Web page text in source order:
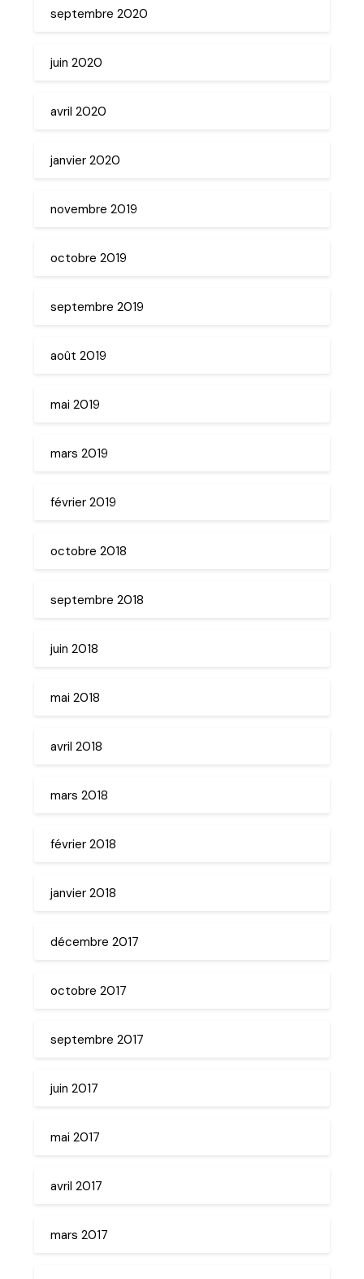
septembre 2020
juin 2020
avril 2020
janvier 2020
novembre 2019
octobre 2019
septembre 2019
août 2019
mai 2019
mars 2019
février 2019
octobre 2018
septembre 2018
juin 2018
mai 2018
avril 2018
mars 2018
février 2018
janvier 2018
décembre 2017
octobre 2017
septembre 2017
juin 2017
mai 2017
avril 2017
mars 2017